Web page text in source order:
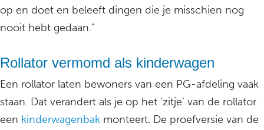
op en doet en beleeft dingen die je misschien nog
nooit hebt gedaan.”
Rollator vermomd als kinderwagen
Een rollator laten bewoners van een PG-afdeling vaak
staan. Dat verandert als je op het ‘zitje’ van de rollator
een kinderwagenbak monteert. De proefversie van de